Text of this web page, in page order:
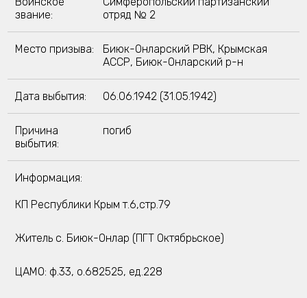
звание:
отряд № 2
Место призыва:
Биюк-Онларский РВК, Крымская
АССР, Биюк-Онларский р-н
Дата выбытия: 06.06.1942 (31.05.1942)
Причина
выбытия:
погиб
Информация:
КП Республики Крым т.6,стр.79
Житель с. Биюк-Онлар (ПГТ Октябрьское)
ЦАМО: ф.33, о.682525, ед.228